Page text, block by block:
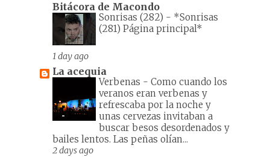
Bitácora de Macondo
Sonrisas (282) - *Sonrisas
(281) Página principal*
1 day ago
La acequia
Verbenas - Como cuando los
veranos eran verbenas y
refrescaba por la noche y
unas cervezas invitaban a
buscar besos desordenados y
bailes lentos. Las peñas olían...
2 days ago